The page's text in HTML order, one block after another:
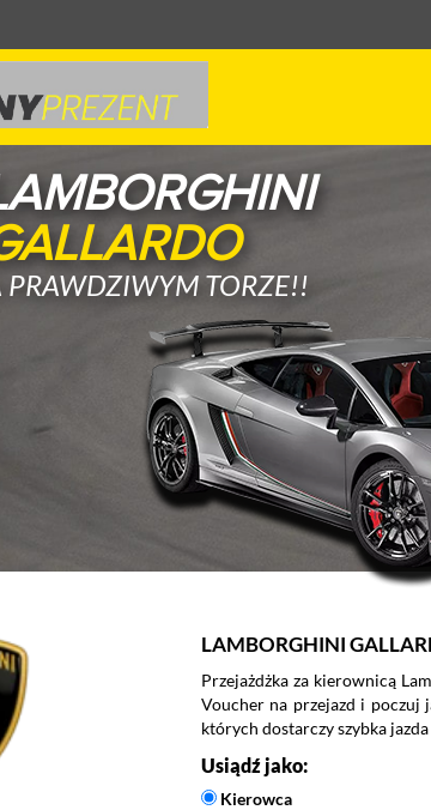
PRAWDZIWYM TORZE!!
LAMBORGHINI
Przejażdżka za kierownicą
Voucher na przejazd i poczuj
których dostarczy szybka
Usiądź jako:
Kierowca